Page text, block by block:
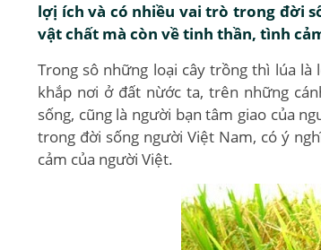
lợị ích và có nhiều vai trò trong đời
vật chất mà còn về tinh thần, tình
Trong sô những loại cây trồng thì lúa
khắp nơi ở đất nừớc ta, trên những
sống, cũng là người bạn tâm giao của
trong đời sống người Việt Nam, có ý
cảm của người Việt.